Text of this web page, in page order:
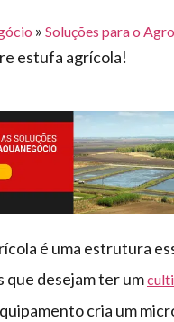
» Soluções para o
estufa agrícola!
é uma estrutura
que desejam ter um
cria um